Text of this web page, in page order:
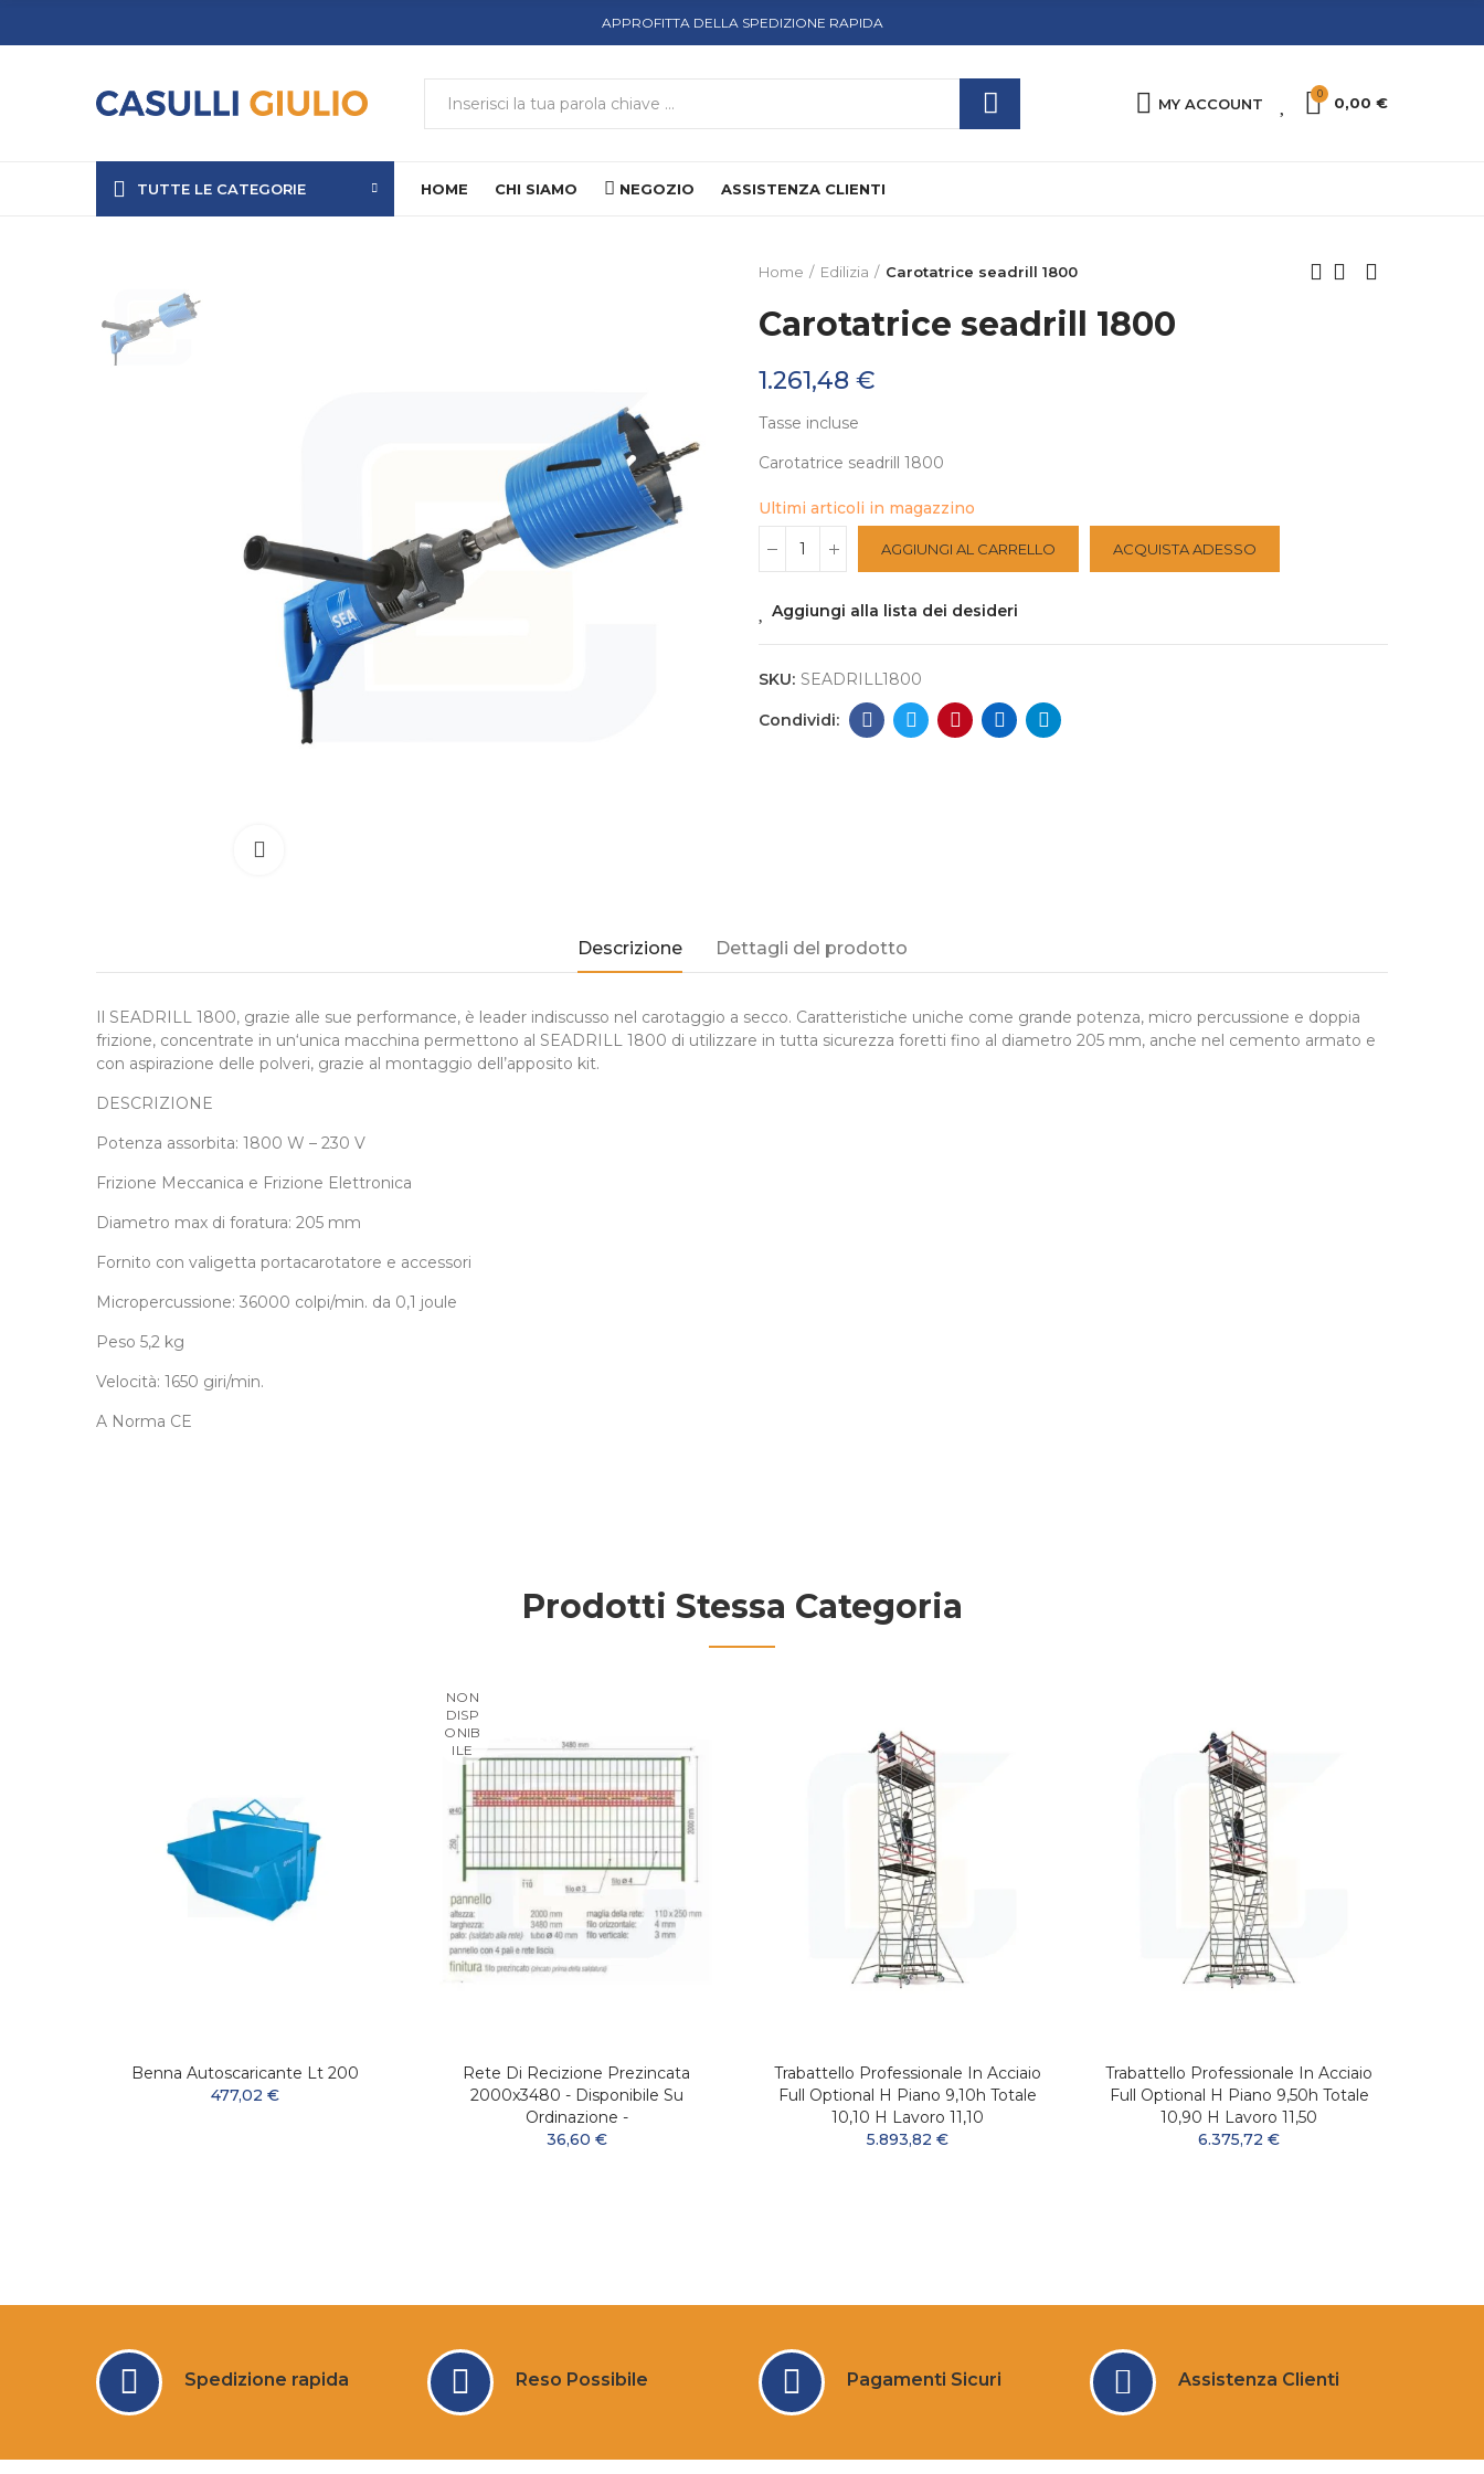
APPROFITTA DELLA SPEDIZIONE RAPIDA
MY ACCOUNT
0
0,00 €
TUTTE LE CATEGORIE HOME CHI SIAMO NEGOZIO ASSISTENZA CLIENTI
Home Edilizia Carotatrice seadrill 1800
Carotatrice seadrill 1800
1.261,48 €
Tasse incluse
Carotatrice seadrill 1800
Ultimi articoli in magazzino
AGGIUNGI AL CARRELLO ACQUISTA ADESSO
Aggiungi alla lista dei desideri
SKU: SEADRILL1800
Descrizione Dettagli del prodotto
Il SEADRILL 1800, grazie alle sue performance, è leader indiscusso nel carotaggio a secco. Caratteristiche uniche come grande potenza, micro percussione e doppia
frizione, concentrate in un‘unica macchina permettono al SEADRILL 1800 di utilizzare in tutta sicurezza foretti fino al diametro 205 mm, anche nel cemento armato e
con aspirazione delle polveri, grazie al montaggio dell’apposito kit.
DESCRIZIONE
Potenza assorbita: 1800 W – 230 V
Frizione Meccanica e Frizione Elettronica
Diametro max di foratura: 205 mm
Fornito con valigetta portacarotatore e accessori
Micropercussione: 36000 colpi/min. da 0,1 joule
Peso 5,2 kg
Velocità: 1650 giri/min.
A Norma CE
Prodotti Stessa Categoria
Benna Autoscaricante Lt 200
477,02 €
NON
DISP
ONIB
ILE
Rete Di Recizione Prezincata
2000x3480 - Disponibile Su
Ordinazione -
36,60 €
Trabattello Professionale In Acciaio
Full Optional H Piano 9,10h Totale
10,10 H Lavoro 11,10
5.893,82 €
Trabattello Professionale In Acciaio
Full Optional H Piano 9,50h Totale
10,90 H Lavoro 11,50
6.375,72 €
Spedizione rapida Reso Possibile Pagamenti Sicuri Assistenza Clienti